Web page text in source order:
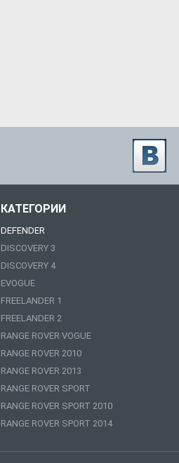
КАТЕГОРИИ
DEFENDER
DISCOVERY 3
DISCOVERY 4
EVOGUE
FREELANDER 1
FREELANDER 2
RANGE ROVER VOGUE
RANGE ROVER 2010
RANGE ROVER 2013
RANGE ROVER SPORT
RANGE ROVER SPORT 2010
RANGE ROVER SPORT 2014